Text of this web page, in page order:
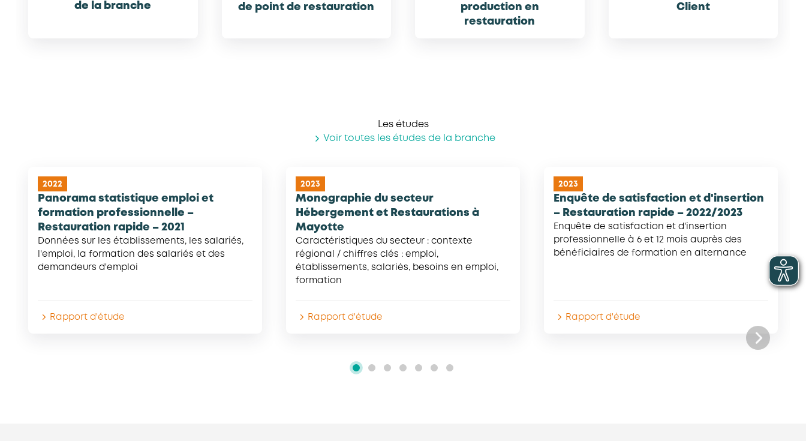
de la branche
de point de restauration
production en
restauration
Client
Les études
Voir toutes les études de la branche
2022
Panorama statistique emploi et
formation professionnelle –
Restauration rapide – 2021
Données sur les établissements, les salariés,
l'emploi, la formation des salariés et des
demandeurs d'emploi
Rapport d'étude
2023
Monographie du secteur
Hébergement et Restaurations à
Mayotte
Caractéristiques du secteur : contexte
régional / chiffres clés : emploi,
établissements, salariés, besoins en emploi,
formation
Rapport d'étude
2023
Enquête de satisfaction et d'insertion
– Restauration rapide – 2022/2023
Enquête de satisfaction et d'insertion
professionnelle à 6 et 12 mois auprès des
bénéficiaires de formation en alternance
Rapport d'étude